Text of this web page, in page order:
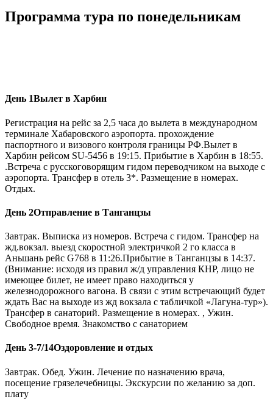
Программа тура по понедельникам
День 1Вылет в Харбин
Регистрация на рейс за 2,5 часа до вылета в международном
терминале Хабаровского аэропорта. прохождение
паспортного и визового контроля границы РФ.Вылет в
Харбин рейсом SU-5456 в 19:15. Прибытие в Харбин в 18:55.
.Встреча с русскоговорящим гидом переводчиком на выходе с
аэропорта. Трансфер в отель 3*. Размещение в номерах.
Отдых.
День 2Отправление в Танганцзы
Завтрак. Выписка из номеров. Встреча с гидом. Трансфер на
жд.вокзал. выезд скоростной электричкой 2 го класса в
Аньшань рейс G768 в 11:26.Прибытие в Танганцзы в 14:37.
(Внимание: исходя из правил ж/д управления КНР, лицо не
имеющее билет, не имеет право находиться у
железнодорожного вагона. В связи с этим встречающий будет
ждать Вас на выходе из жд вокзала с табличкой «Лагуна-тур»).
Трансфер в санаторий. Размещение в номерах. , Ужин.
Свободное время. Знакомство с санаторием
День 3-7/14Оздоровление и отдых
Завтрак. Обед. Ужин. Лечение по назначению врача,
посещение грязелечебницы. Экскурсии по желанию за доп.
плату